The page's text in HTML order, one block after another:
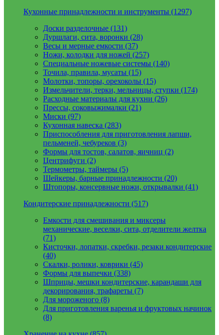
Кухонные принадлежности и инструменты (1297)
Доски разделочные (131)
Дуршлаги, сита, воронки (28)
Весы и мерные емкости (37)
Ножи, колодки для ножей (257)
Специальные ножевые системы (140)
Точила, правила, мусаты (15)
Молотки, топоры, орехоколы (15)
Измельчители, терки, мельницы, ступки (174)
Расходные материалы для кухни (26)
Прессы, соковыжималки (21)
Миски (97)
Кухонная навеска (283)
Приспособления для приготовления лапши,
пельменей, чебуреков (3)
Формы для тостов, салатов, яичниц (2)
Центрифуги (2)
Термометры, таймеры (5)
Шейкеры, барные принадлежности (20)
Штопоры, консервные ножи, открывалки (41)
Кондитерские принадлежности (517)
Емкости для смешивания и миксеры
механические, веселки, сита, отделители желтка
(71)
Кисточки, лопатки, скребки, резаки кондитерские
(40)
Скалки, ролики, коврики (45)
Формы для выпечки (338)
Шприцы, мешки кондитерские, карандаши для
декорирования, трафареты (7)
Для мороженого (8)
Для приготовления варенья и фруктовых начинок
(8)